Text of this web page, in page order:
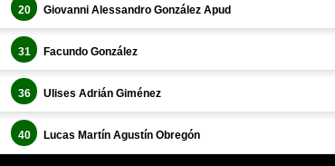
20 Giovanni Alessandro González Apud
31 Facundo González
36 Ulises Adrián Giménez
40 Lucas Martín Agustín Obregón